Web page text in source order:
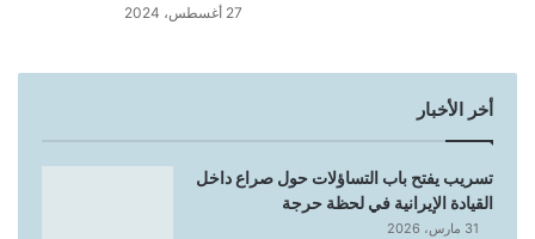
27 أغسطس، 2024
أخر الأخبار
تسريب يفتح باب التساؤلات حول صراع داخل
القيادة الإيرانية في لحظة حرجة
31 مارس، 2026